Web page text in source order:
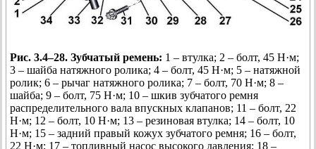
Рис. 3.4–28. Зубчатый ремень: 1 – втулка; 2 – болт, 45 Н·м;
3 – шайба натяжного ролика; 4 – болт, 45 Н·м; 5 – натяжной
ролик; 6 – рычаг натяжного ролика; 7 – болт, 70 Н·м; 8 –
шайба; 9 – болт, 75 Н·м; 10 – шкив зубчатого ремня
распределительного вала впускных клапанов; 11 – болт, 22
Н·м; 12 – болт, 10 Н·м; 13 – резиновая втулка; 14 – болт, 10
Н·м; 15 – задний правый кожух зубчатого ремня; 16 – болт,
22 Н·м; 17 – топливный насос высокого давления; 18 –